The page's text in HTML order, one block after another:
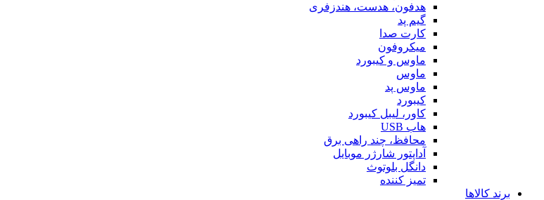
هدفون، هدست، هندزفری
گیم پد
کارت صدا
میکروفون
ماوس و کیبورد
ماوس
ماوس پد
کیبورد
کاور، لیبل کیبورد
هاب USB
محافظ، چند راهی برق
آداپتور شارژر موبایل
دانگل بلوتوث
تمیز کننده
برند کالاها